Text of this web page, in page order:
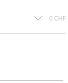
0 CHF